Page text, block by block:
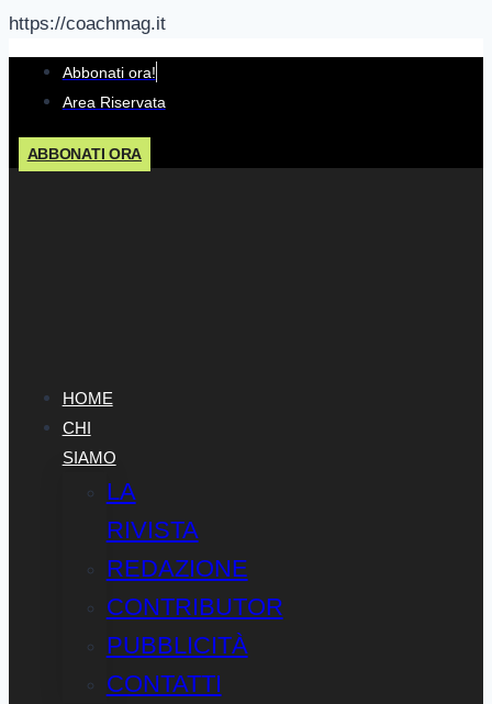
https://coachmag.it
Salta
contenuto
Abbonati ora!
Area Riservata
ABBONATI ORA
HOME
CHI
SIAMO
LA
RIVISTA
REDAZIONE
CONTRIBUTOR
PUBBLICITÀ
CONTATTI